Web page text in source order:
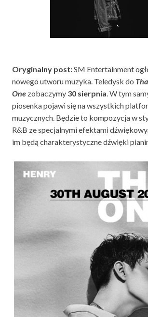
Oryginalny post:SM Entertainment
nowego utworu muzyka. Teledysk do
One zobaczymy 30 sierpnia. W tym
piosenka pojawi się na wszystkich
muzycznych. Będzie to kompozycja w
R&B ze specjalnymi efektami
im będą charakterystyczne dźwięki